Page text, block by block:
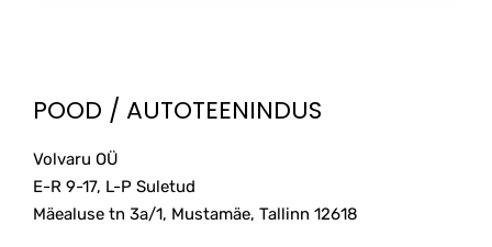
POOD / AUTOTEENINDUS
Volvaru OÜ
E-R 9-17, L-P Suletud
Mäealuse tn 3a/1, Mustamäe, Tallinn 12618